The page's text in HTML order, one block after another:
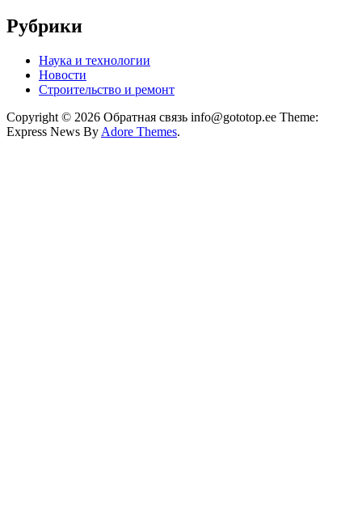
Рубрики
Наука и технологии
Новости
Строительство и ремонт
Copyright © 2026 Обратная связь info@gototop.ee Theme:
Express News By Adore Themes.